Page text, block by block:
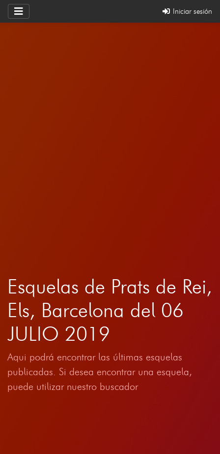
Iniciar sesión
Esquelas de Prats de Rei,
Els, Barcelona del 06
JULIO 2019
Aqui podrá encontrar las últimas esquelas
publicadas. Si desea encontrar una esquela,
puede utilizar nuestro buscador